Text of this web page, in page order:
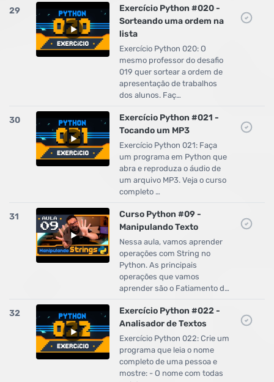
29
Exercício Python #020 -
Sorteando uma ordem na
lista
Exercício Python 020: O
mesmo professor do desafio
019 quer sortear a ordem de
apresentação de trabalhos
dos alunos. Faç…
30
Exercício Python #021 -
Tocando um MP3
Exercício Python 021: Faça
um programa em Python que
abra e reproduza o áudio de
um arquivo MP3. Veja o curso
completo …
31
Curso Python #09 -
Manipulando Texto
Nessa aula, vamos aprender
operações com String no
Python. As principais
operações que vamos
aprender são o Fatiamento d…
32
Exercício Python #022 -
Analisador de Textos
Exercício Python 022: Crie um
programa que leia o nome
completo de uma pessoa e
mostre: - O nome com todas